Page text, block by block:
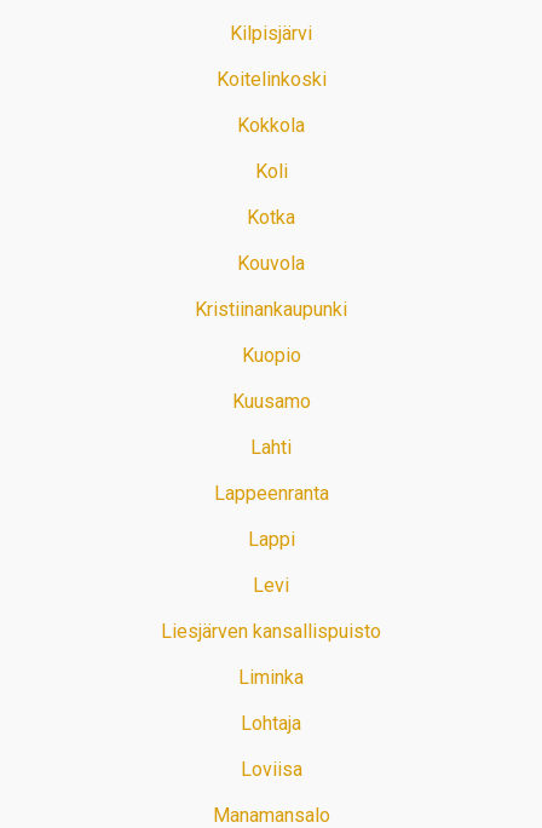
Kilpisjärvi
Koitelinkoski
Kokkola
Koli
Kotka
Kouvola
Kristiinankaupunki
Kuopio
Kuusamo
Lahti
Lappeenranta
Lappi
Levi
Liesjärven kansallispuisto
Liminka
Lohtaja
Loviisa
Manamansalo